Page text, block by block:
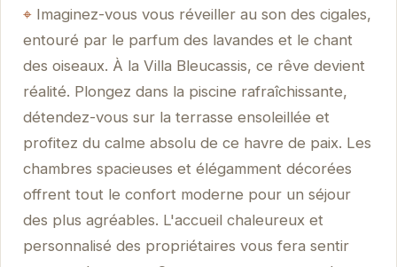
Imaginez-vous vous réveiller au son des cigales,
entouré par le parfum des lavandes et le chant
des oiseaux. À la Villa Bleucassis, ce rêve devient
réalité. Plongez dans la piscine rafraîchissante,
détendez-vous sur la terrasse ensoleillée et
profitez du calme absolu de ce havre de paix. Les
chambres spacieuses et élégamment décorées
offrent tout le confort moderne pour un séjour
des plus agréables. L'accueil chaleureux et
personnalisé des propriétaires vous fera sentir